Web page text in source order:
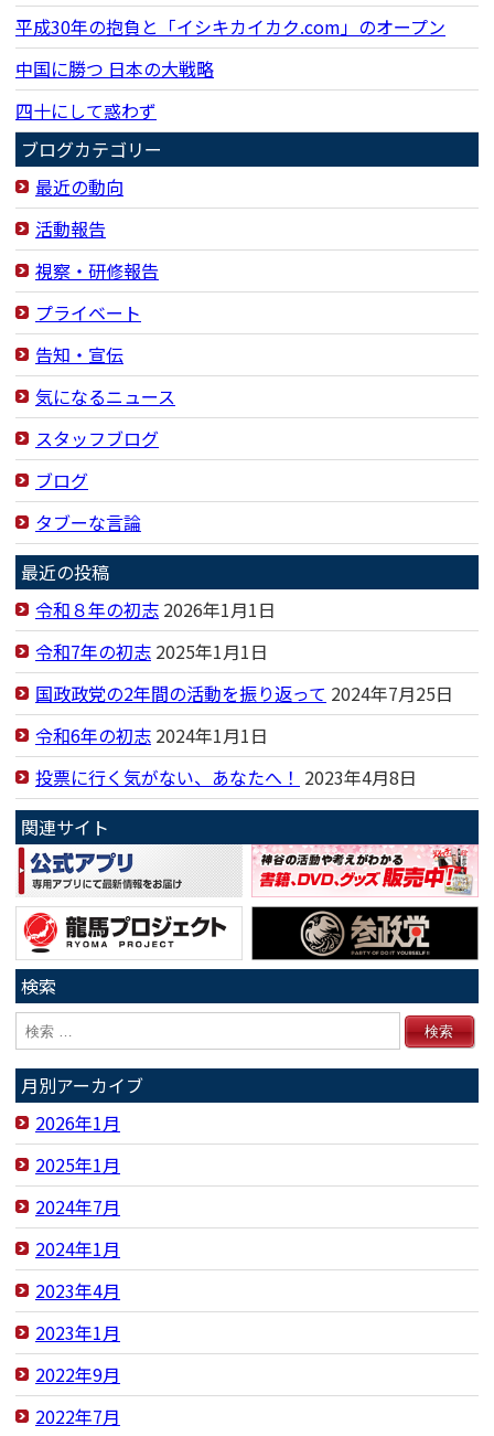
平成30年の抱負と「イシキカイカク.com」のオープン
中国に勝つ 日本の大戦略
四十にして惑わず
ブログカテゴリー
最近の動向
活動報告
視察・研修報告
プライベート
告知・宣伝
気になるニュース
スタッフブログ
ブログ
タブーな言論
最近の投稿
令和８年の初志 2026年1月1日
令和7年の初志 2025年1月1日
国政政党の2年間の活動を振り返って 2024年7月25日
令和6年の初志 2024年1月1日
投票に行く気がない、あなたへ！ 2023年4月8日
関連サイト
検索
月別アーカイブ
2026年1月
2025年1月
2024年7月
2024年1月
2023年4月
2023年1月
2022年9月
2022年7月